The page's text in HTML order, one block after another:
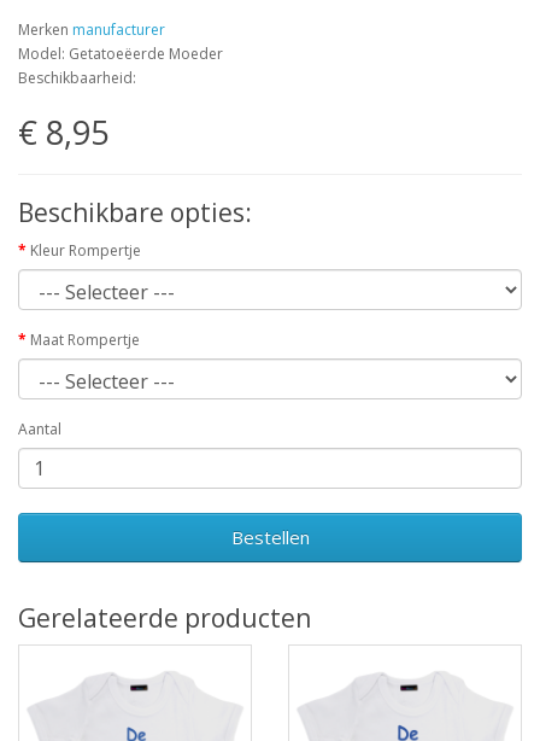
Merken manufacturer
Model: Getatoeëerde Moeder
Beschikbaarheid:
€ 8,95
Beschikbare opties:
Kleur Rompertje
Maat Rompertje
Aantal
Bestellen
Gerelateerde producten